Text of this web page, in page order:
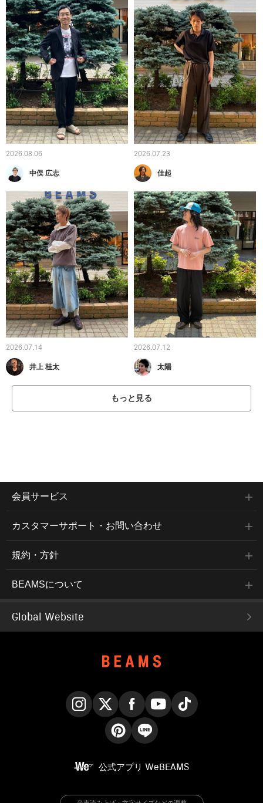
2026.08.06
中俣 広志
2026.07.23
佳起
2026.07.14
井上 桂太
2026.07.12
太陽
もっと見る
会員サービス
カスタマーサポート・お問い合わせ
規約・方針
BEAMSについて
Global Website
公式アプリ WeBEAMS